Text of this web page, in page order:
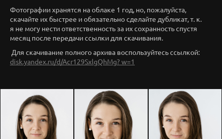
Фотографии хранятся на облаке 1 год, но, пожалуйста,
скачайте их быстрее и обязательно сделайте дубликат, т. к.
я не могу нести ответственность за их сохранность спустя
месяц после передачи ссылки для скачивания.
Для скачивание полного архива воспользуйтесь ссылкой:
disk.yandex.ru/d/Acr129SxlgQhMg? w=1